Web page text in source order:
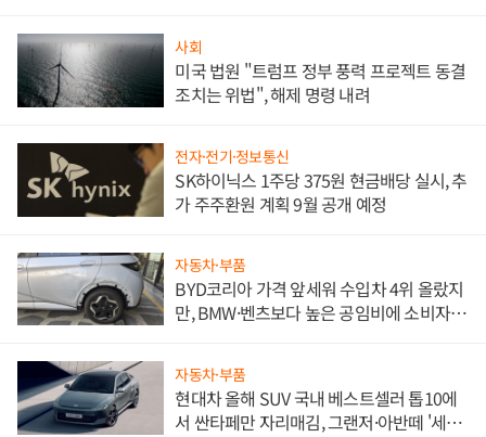
사회
미국 법원 "트럼프 정부 풍력 프로젝트 동결
조치는 위법", 해제 명령 내려
전자·전기·정보통신
SK하이닉스 1주당 375원 현금배당 실시, 추
가 주주환원 계획 9월 공개 예정
자동차·부품
BYD코리아 가격 앞세워 수입차 4위 올랐지
만, BMW·벤츠보다 높은 공임비에 소비자
자동차·부품
현대차 올해 SUV 국내 베스트셀러 톱10에
서 싼타페만 자리매김, 그랜저·아반떼 '세단